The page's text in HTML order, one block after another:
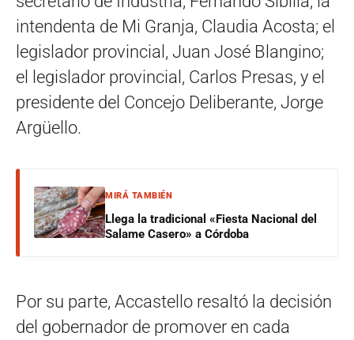
intendenta de Mi Granja, Claudia Acosta; el
legislador provincial, Juan José Blangino;
el legislador provincial, Carlos Presas, y el
presidente del Concejo Deliberante, Jorge
Argüello.
MIRÁ TAMBIÉN
Llega la tradicional «Fiesta Nacional del
Salame Casero» a Córdoba
Por su parte, Accastello resaltó la decisión
del gobernador de promover en cada